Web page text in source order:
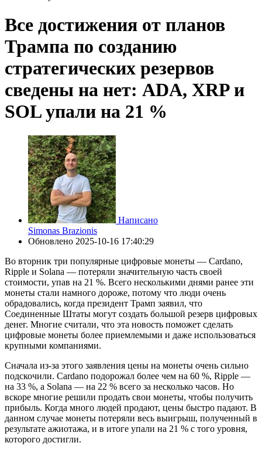
Все достижения от планов
Трампа по созданию
стратегических резервов
сведены на нет: ADA, XRP и
SOL упали на 21 %
Написано
Simonas Brazionis
Обновлено 2025-10-16 17:40:29
Во вторник три популярные цифровые монеты — Cardano,
Ripple и Solana — потеряли значительную часть своей
стоимости, упав на 21 %. Всего несколькими днями ранее эти
монеты стали намного дороже, потому что люди очень
обрадовались, когда президент Трамп заявил, что
Соединенные Штаты могут создать большой резерв цифровых
денег. Многие считали, что эта новость поможет сделать
цифровые монеты более приемлемыми и даже использоваться
крупными компаниями.
Сначала из-за этого заявления цены на монеты очень сильно
подскочили. Cardano подорожал более чем на 60 %, Ripple —
на 33 %, а Solana — на 22 % всего за несколько часов. Но
вскоре многие решили продать свои монеты, чтобы получить
прибыль. Когда много людей продают, цены быстро падают. В
данном случае монеты потеряли весь выигрыш, полученный в
результате ажиотажа, и в итоге упали на 21 % с того уровня,
которого достигли.